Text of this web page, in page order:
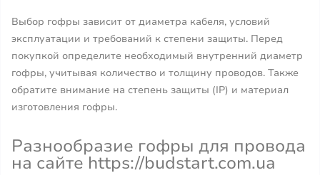
Выбор гофры зависит от диаметра кабеля, условий
эксплуатации и требований к степени защиты. Перед
покупкой определите необходимый внутренний диаметр
гофры, учитывая количество и толщину проводов. Также
обратите внимание на степень защиты (IP) и материал
изготовления гофры.
Разнообразие гофры для провода
на сайте https://budstart.com.ua